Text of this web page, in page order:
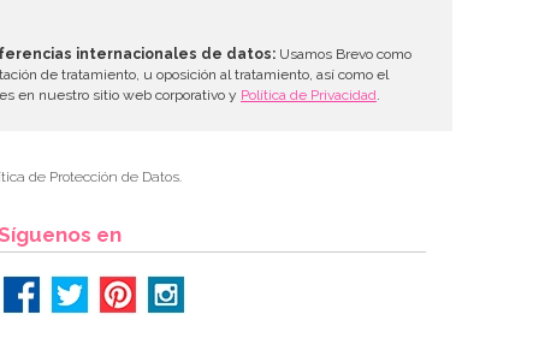
internacionales de datos: Usamos Brevo como
de tratamiento, u oposición al tratamiento, así como el
en nuestro sitio web corporativo y Política de Privacidad
de Protección de Datos.
en